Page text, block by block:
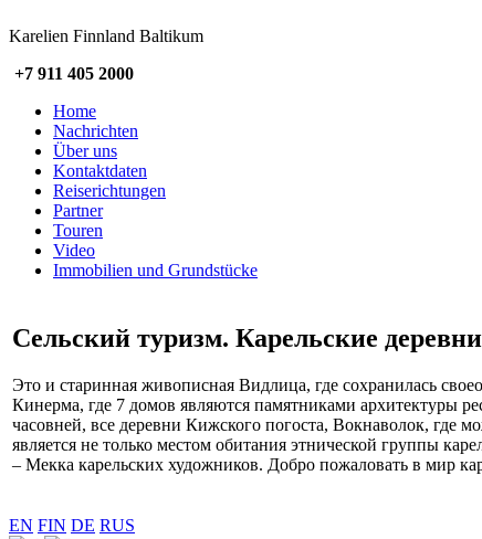
Karelien Finnland Baltikum
+7 911 405 2000
Home
Nachrichten
Über uns
Kontaktdaten
Reiserichtungen
Partner
Touren
Video
Immobilien und Grundstücke
Сельский туризм. Карельские деревни
Это и старинная живописная Видлица, где сохранилась
Кинерма, где 7 домов являются памятниками архитектуры
часовней, все деревни Кижского погоста, Вокнаволок, где
является не только местом обитания этнической группы
– Мекка карельских художников. Добро пожаловать в мир
EN FIN DE RUS